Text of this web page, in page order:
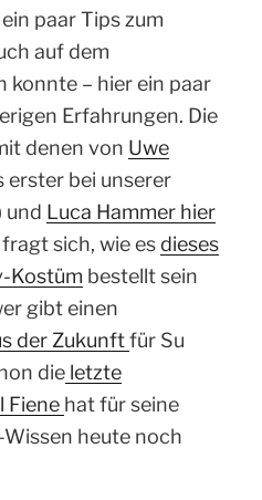
paar Tips zum
auf dem
konnte – hier ein paar
Erfahrungen. Die
denen von Uwe
erster bei unserer
und Luca Hammer hier
sich, wie esdieses
Kostüm bestellt sein
gibt einen
der Zukunftfür Su
die letzte
Fiene hat für seine
heute noch